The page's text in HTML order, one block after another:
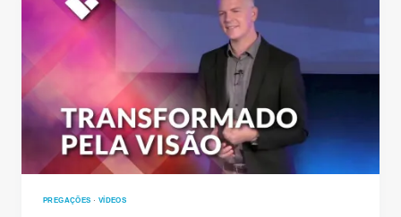
CORDEIRO
PREGAÇÕES · VÍDEOS